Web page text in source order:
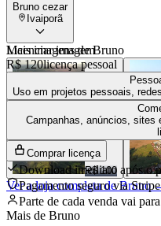
Bruno cezar
Ivaiporã
Mais imagens deBruno
R$ 100
Ver a loja completa deBruno
Licenciar imagem
R$ 120licença pessoal
Uso em projetos pessoais,
Campanhas, anúncios, sites
Comprar licença
Download imediato após o
Pagamento seguro via Stripe
Parte de cada venda vai para
Mais de Bruno